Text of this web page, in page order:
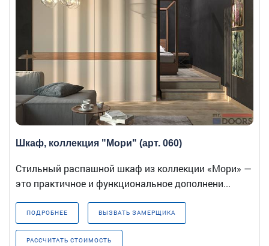
Шкаф, коллекция "Мори" (арт. 060)
Стильный распашной шкаф из коллекции «Мори» —
это практичное и функциональное дополнени...
ПОДРОБНЕЕ ВЫЗВАТЬ ЗАМЕРЩИКА
РАССЧИТАТЬ СТОИМОСТЬ